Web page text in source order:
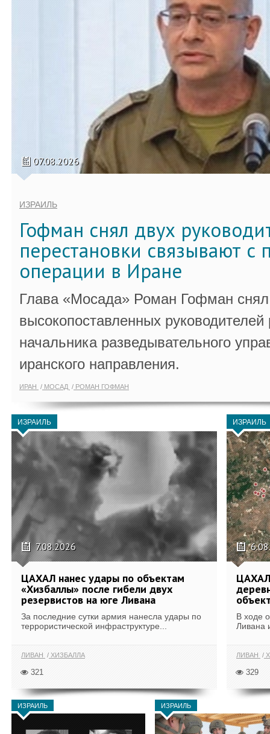
07.08.2026
ИЗРАИЛЬ
Гофман снял двух
перестановки связывают с
операции в Иране
Глава «Мосада» Роман Гофман снял
высокопоставленных
начальника разведывательного
иранского направления.
ИРАН МОСАД РОМАН ГОФМАН
ИЗРАИЛЬ
7.08.2026
ЦАХАЛ нанес удары по объектам
«Хизбаллы» после гибели двух
резервистов на юге Ливана
За последние сутки армия нанесла удары по
террористической инфраструктуре...
ЛИВАН ХИЗБАЛЛА
321
ИЗРАИЛЬ
В ходе
Ливана
ЛИВАН
329
ИЗРАИЛЬ ИЗРАИЛЬ